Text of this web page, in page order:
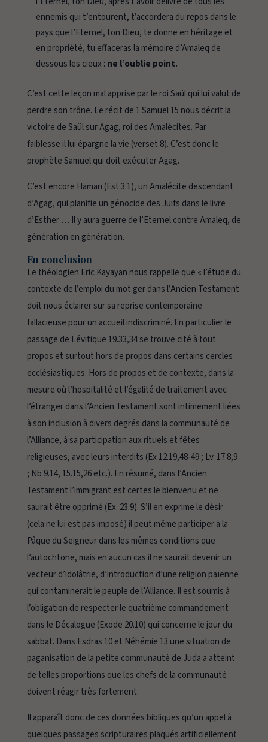
ennemis qui t’entourent, t’accordera du repos dans le
pays que l’Eternel, ton Dieu, te donne en héritage et
en propriété, tu effaceras la mémoire d’Amaleq de
dessous les cieux : ne l’oublie point.
C’est cette leçon mal apprise par le roi Saül qui lui valut de
perdre son trône. Le récit de 1 Samuel 15 nous décrit la
victoire de Saül sur Agag, roi des Amalécites. Par
faiblesse il lui épargne la vie (verset 8). C’est donc le
prophète Samuel qui doit exécuter Agag.
C’est encore Haman (Est 3.1), un Amalécite descendant
d’Agag, qui planifie un génocide des Juifs dans le livre
d’Esther … Il y aura guerre de l’Eternel contre Amaleq, de
génération en génération.
En conclusion
Le théologien Eric Kayayan nous rappelle que « l’étude du
contexte de l’emploi du mot gerdans l’Ancien Testament
doit nous éclairer sur sa reprise contemporaine
fallacieuse pour un accueil indiscriminé. En particulier le
passage de Lévitique 19.33,34 se trouve cité à tout
propos et surtout hors de propos dans certains cercles
ecclésiastiques. Hors de propos et de contexte, dans la
mesure où l’hospitalité et l’égalité de traitement avec
l’étranger dans l’Ancien Testament sont intimement liées
à son inclusion à divers degrés dans la communauté de
l’Alliance, à sa participation aux rituels et fêtes
religieuses, avec leurs interdits (Ex 12.19,48-49 ; Lv. 17.8,9
; Nb 9.14, 15.15,26 etc.). En résumé, dans l’Ancien
Testament l’immigrant est certes le bienvenu et ne
saurait être opprimé (Ex. 23.9). S’il en exprime le désir
(cela ne lui est pas imposé) il peut même participer à la
Pâque du Seigneur dans les mêmes conditions que
l’autochtone, mais en aucun cas il ne saurait devenir un
vecteur d’idolâtrie, d’introduction d’une religion païenne
qui contaminerait le peuple de l’Alliance. Il est soumis à
l’obligation de respecter le quatrième commandement
dans le Décalogue (Exode 20.10) qui concerne le jour du
sabbat. Dans Esdras 10 et Néhémie 13 une situation de
paganisation de la petite communauté de Juda a atteint
de telles proportions que les chefs de la communauté
doivent réagir très fortement.
Il apparaît donc de ces données bibliques qu’un appel à
quelques passages scripturaires plaqués artificiellement